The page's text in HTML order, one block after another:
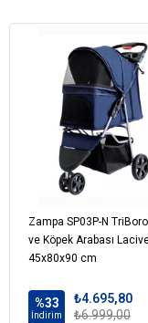
Katlanabilir tasarım
tasarrufu sağlar.Alt
sunar, eşyalarınızı
📏 Puset Ölçüleri
Genişlik:30 cm
Uzunluk:45 cm
🚀 Taşıma Kapasitesi
Maksimum Taşıma
rahat ve güvenli hale
Zampa SP03P-N
ve Köpek Arabası
45x80x90 cm
%33
İndirim
₺4.695,80
₺6.999,00